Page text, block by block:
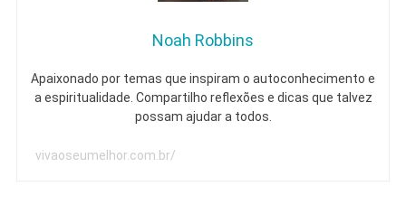
Noah Robbins
Apaixonado por temas que inspiram o autoconhecimento e
a espiritualidade. Compartilho reflexões e dicas que talvez
possam ajudar a todos.
vivaoseumelhor.com.br/